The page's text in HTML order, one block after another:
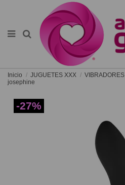
Inicio JUGUETES XXX VIBRADORES
josephine
-27%